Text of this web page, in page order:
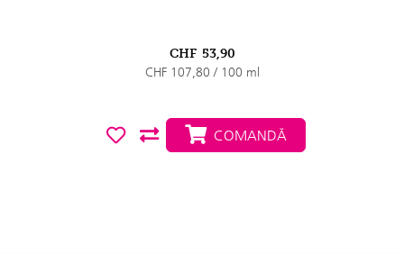
CHF 53,90
CHF 107,80 / 100 ml
COMANDĂ